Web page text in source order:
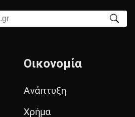
Οικονομία
Ανάπτυξη
Χρήμα